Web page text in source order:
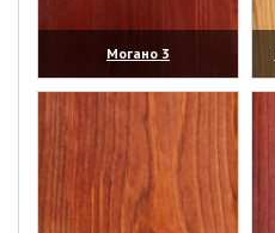
Могано 3
(увеличить)